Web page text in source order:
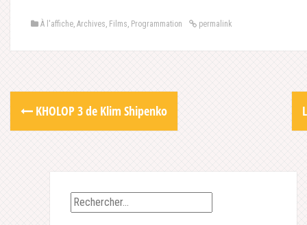
À l'affiche, Archives, Films, Programmation permalink
Post
navigation
KHOLOP 3 de Klim Shipenko
Rechercher :